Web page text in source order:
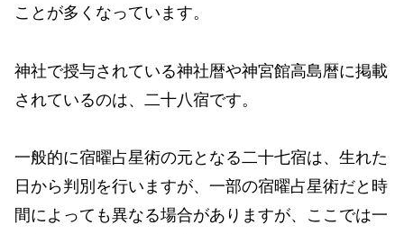
ことが多くなっています。
神社で授与されている神社暦や神宮館高島暦に掲載
されているのは、二十八宿です。
一般的に宿曜占星術の元となる二十七宿は、生れた
日から判別を行いますが、一部の宿曜占星術だと時
間によっても異なる場合がありますが、ここでは一